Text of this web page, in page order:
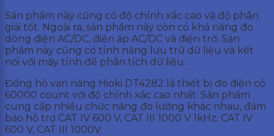
Sản phẩm này cũng có độ chính xác cao và độ phân
giải tốt. Ngoài ra, sản phẩm này còn có khả năng đo
dòng điện AC/DC, điện áp AC/DC và điện trở. Sản
phẩm này cũng có tính năng lưu trữ dữ liệu và kết
nối với máy tính để phân tích dữ liệu.
Đồng hồ vạn năng Hioki DT4282 là thiết bị đo điện có
60000 count với độ chính xác cao nhất. Sản phẩm
cung cấp nhiều chức năng đo lường khác nhau, đảm
bảo hỗ trợ CAT IV 600 V, CAT III 1000 V 1kHz. CAT IV
600 V, CAT III 1000V.